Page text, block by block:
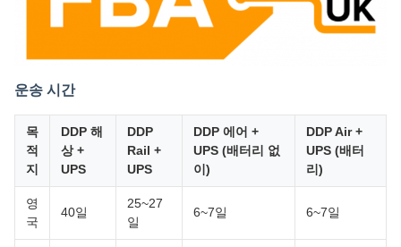
운송 시간
목
적
지
DDP 해
상 +
UPS
DDP
Rail +
UPS
DDP 에어 +
UPS (배터리 없
이)
DDP Air +
UPS (배터
리)
영
국
40일
25~27
일
6~7일 6~7일